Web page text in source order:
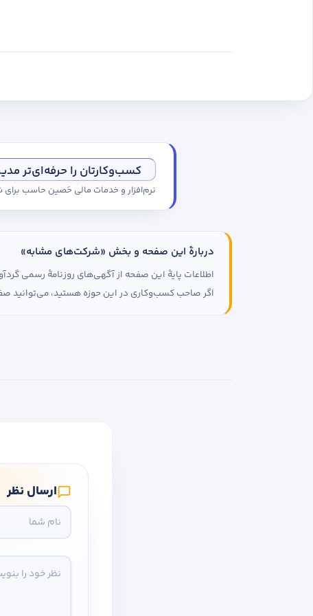
کسب‌وکارتان را حرفه‌ای‌تر
نرم‌افزار و خدمات مالی حَصین حاسب
دربارهٔ این صفحه و بخش «شرکت‌های مشابه»
اطلاعات پایهٔ این صفحه از آگهی‌های روزنامهٔ رسمی
اگر صاحب کسب‌وکاری در این حوزه هستید، می‌توانید
ارسال نظر